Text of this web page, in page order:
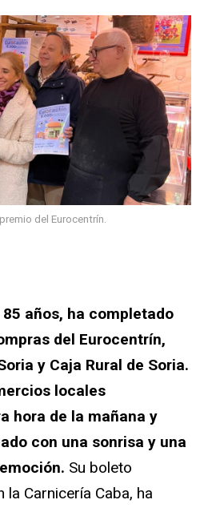
del Eurocentrín.
años, ha completado
del Eurocentrín,
y Caja Rural de Soria.
locales
hora de la mañana y
con una sonrisa y una
Su boleto
Carnicería Caba, ha